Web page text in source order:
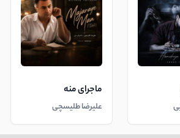
ماجرای منه
علیرضا طلیسچی